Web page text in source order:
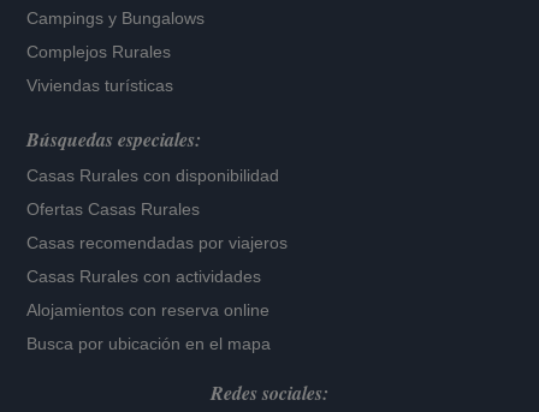
Campings y Bungalows
Complejos Rurales
Viviendas turísticas
Búsquedas especiales:
Casas Rurales con disponibilidad
Ofertas Casas Rurales
Casas recomendadas por viajeros
Casas Rurales con actividades
Alojamientos con reserva online
Busca por ubicación en el mapa
Redes sociales: